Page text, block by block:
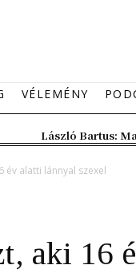
VÉLEMÉNY
László Bartus:
év alatti lánnyal szexel
aki 16